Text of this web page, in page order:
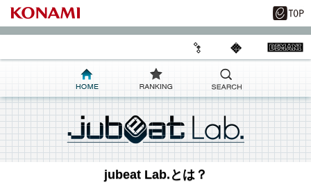
jubeat Lab.とは？